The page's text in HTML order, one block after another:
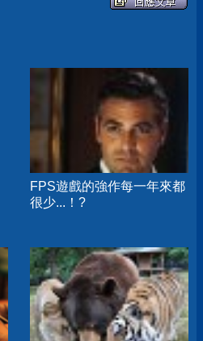
FPS遊戲的強作每一年來都
很少...！?